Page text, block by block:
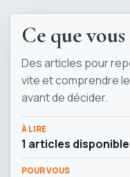
Ce que
Des articles pour
vite et comprendre
avant de décider.
À LIRE
1 articles
POUR VOUS